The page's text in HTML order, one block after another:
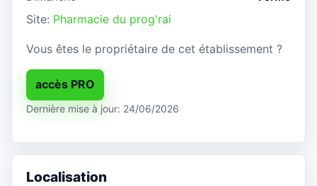
Site: Pharmacie du prog'rai
Vous êtes le propriétaire de cet établissement ?
accès PRO
Dernière mise à jour: 24/06/2026
Localisation